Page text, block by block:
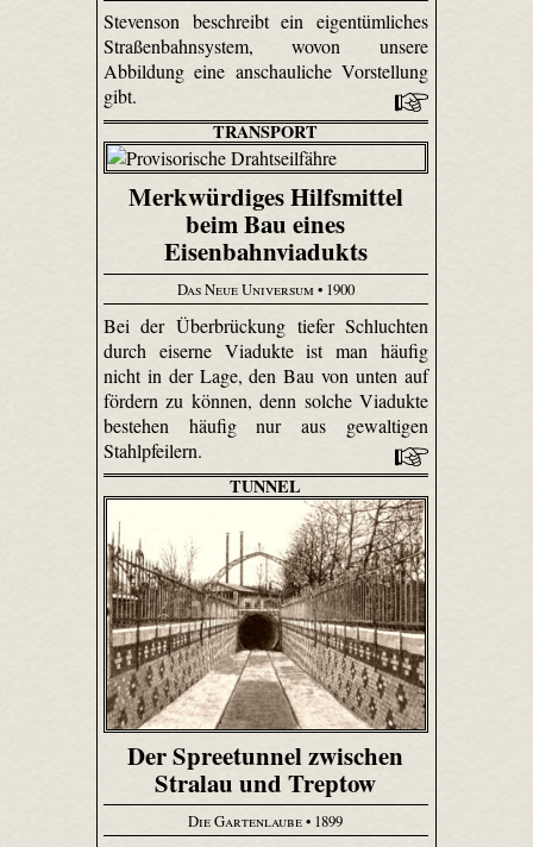
Stevenson beschreibt ein eigentümliches
Straßenbahnsystem, wovon unsere
Abbildung eine anschauliche Vorstellung
gibt.
TRANSPORT
Merkwürdiges Hilfsmittel
beim Bau eines
Eisenbahnviadukts
Das Neue Universum • 1900
Bei der Überbrückung tiefer Schluchten
durch eiserne Viadukte ist man häufig
nicht in der Lage, den Bau von unten auf
fördern zu können, denn solche Viadukte
bestehen häufig nur aus gewaltigen
Stahlpfeilern.
TUNNEL
Der Spreetunnel zwischen
Stralau und Treptow
Die Gartenlaube• 1899